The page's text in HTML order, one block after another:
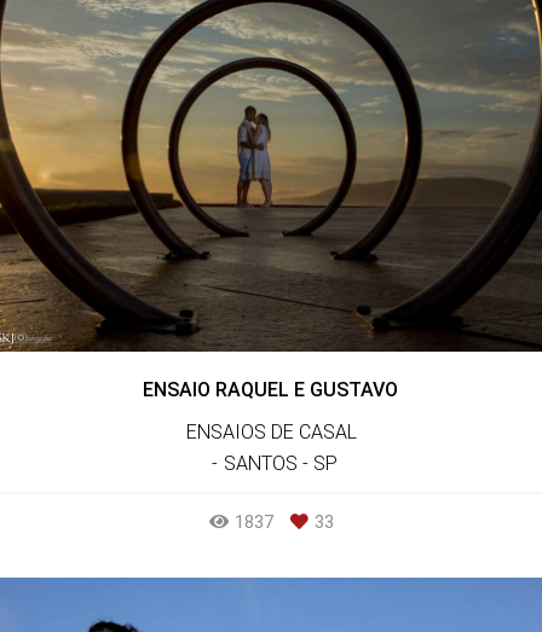
ENSAIO RAQUEL E GUSTAVO
ENSAIOS DE CASAL
SANTOS - SP
1837 33